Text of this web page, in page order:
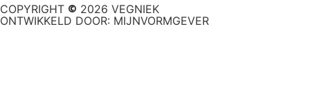
COPYRIGHT © 2026 VEGNIEK
ONTWIKKELD DOOR: MIJNVORMGEVER